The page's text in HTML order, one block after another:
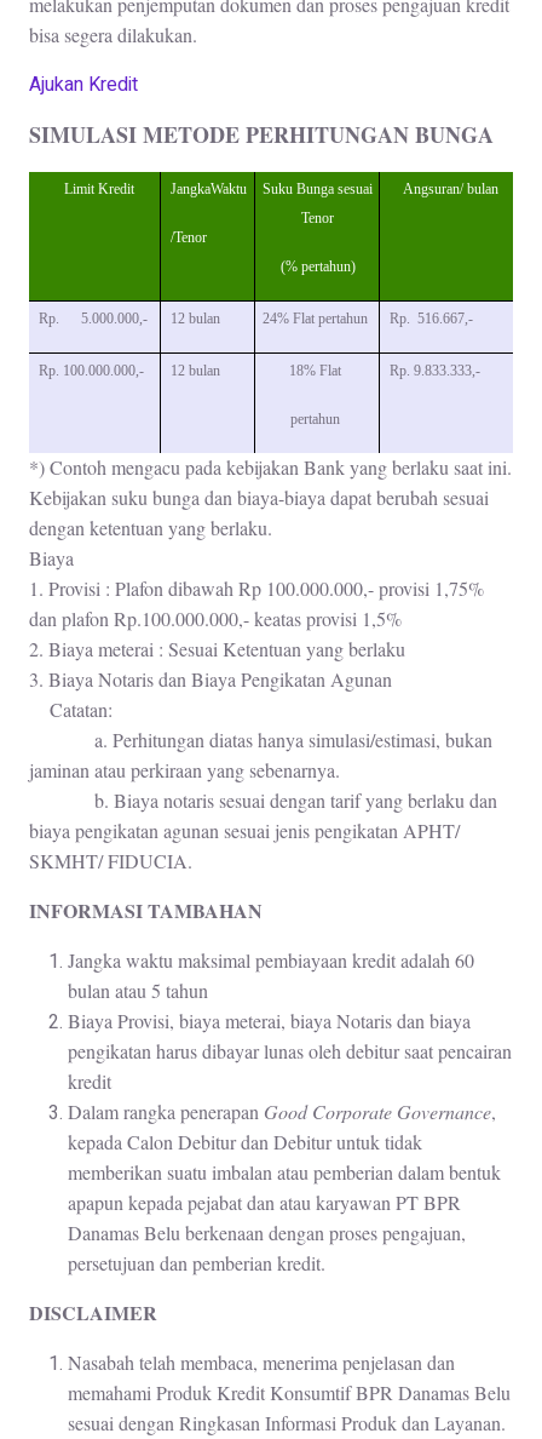
bisa segera dilakukan.
Ajukan Kredit
SIMULASI METODE PERHITUNGAN BUNGA
Limit Kredit JangkaWaktu
/Tenor
Suku Bunga sesuai
Tenor
(% pertahun)
Angsuran/ bulan
Rp. 5.000.000,- 12 bulan 24% Flat pertahun Rp. 516.667,-
Rp. 100.000.000,- 12 bulan 18% Flat
pertahun
Rp. 9.833.333,-
*) Contoh mengacu pada kebijakan Bank yang berlaku saat ini.
Kebijakan suku bunga dan biaya-biaya dapat berubah sesuai
dengan ketentuan yang berlaku.
Biaya
1. Provisi : Plafon dibawah Rp 100.000.000,- provisi 1,75%
dan plafon Rp.100.000.000,- keatas provisi 1,5%
2. Biaya meterai : Sesuai Ketentuan yang berlaku
3. Biaya Notaris dan Biaya Pengikatan Agunan
Catatan:
a. Perhitungan diatas hanya simulasi/estimasi, bukan
jaminan atau perkiraan yang sebenarnya.
b. Biaya notaris sesuai dengan tarif yang berlaku dan
biaya pengikatan agunan sesuai jenis pengikatan APHT/
SKMHT/ FIDUCIA.
INFORMASI TAMBAHAN
Jangka waktu maksimal pembiayaan kredit adalah 60
bulan atau 5 tahun
Biaya Provisi, biaya meterai, biaya Notaris dan biaya
pengikatan harus dibayar lunas oleh debitur saat pencairan
kredit
Dalam rangka penerapan Good Corporate Governance,
kepada Calon Debitur dan Debitur untuk tidak
memberikan suatu imbalan atau pemberian dalam bentuk
apapun kepada pejabat dan atau karyawan PT BPR
Danamas Belu berkenaan dengan proses pengajuan,
persetujuan dan pemberian kredit.
DISCLAIMER
Nasabah telah membaca, menerima penjelasan dan
memahami Produk Kredit Konsumtif BPR Danamas Belu
sesuai dengan Ringkasan Informasi Produk dan Layanan.